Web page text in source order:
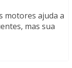
motores ajuda a
mas sua